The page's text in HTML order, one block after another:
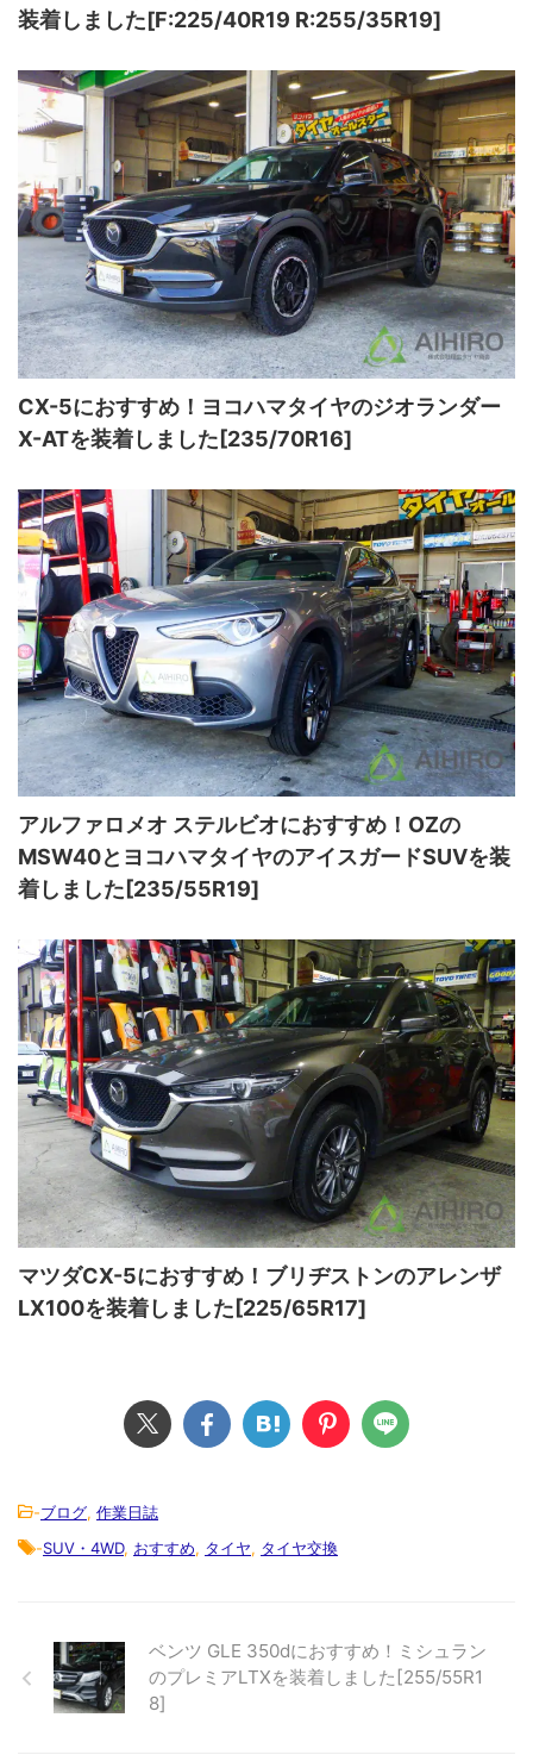
装着しました[F:225/40R19 R:255/35R19]
CX-5におすすめ！ヨコハマタイヤのジオランダー
X-ATを装着しました[235/70R16]
アルファロメオ ステルビオにおすすめ！OZの
MSW40とヨコハマタイヤのアイスガードSUVを装
着しました[235/55R19]
マツダCX-5におすすめ！ブリヂストンのアレンザ
LX100を装着しました[225/65R17]
-ブログ, 作業日誌
-SUV・4WD, おすすめ, タイヤ, タイヤ交換
ベンツ GLE 350dにおすすめ！ミシュラン
のプレミアLTXを装着しました[255/55R1
8]